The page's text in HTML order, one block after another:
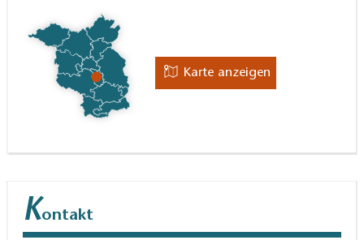
Karte anzeigen
Kontakt